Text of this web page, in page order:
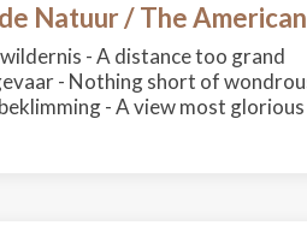
Natuur / The
- A distance too grand
- Nothing short of
- A view most glorious